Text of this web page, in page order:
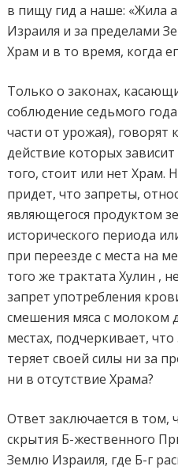
в пищу гид а наше: «Жила
Израиля и за пределами
Храм и в то время, когда
Только о законах,
соблюдение седьмого
части от урожая), говорят
действие которых
того, стоит или нет Храм.
придет, что запреты,
являющегося продуктом
исторического периода
при переезде с места на
того же трактата Хулин ,
запрет употребления
смешения мяса с молоком
местах, подчеркивает,
теряет своей силы ни за
ни в отсутствие Храма?
Ответ заключается в том,
скрытия Б-жественного
Землю Израиля, где Б-г